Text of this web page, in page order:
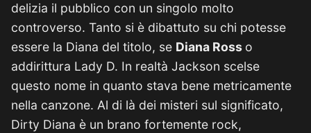
delizia il pubblico con un singolo molto
controverso. Tanto si è dibattuto su chi potesse
essere la Diana del titolo, se Diana Ross o
addirittura Lady D. In realtà Jackson scelse
questo nome in quanto stava bene metricamente
nella canzone. Al di là dei misteri sul significato,
Dirty Diana è un brano fortemente rock,